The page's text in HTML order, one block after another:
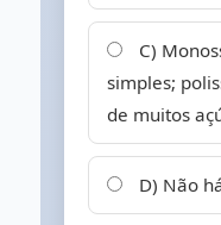
C)
simples;
de muitos
D) Não